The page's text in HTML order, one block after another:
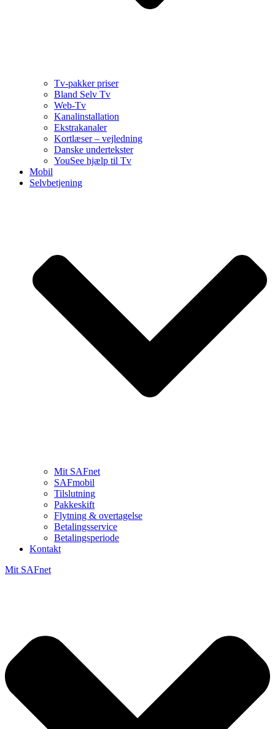
Tv-pakker priser
Bland Selv Tv
Web-Tv
Kanalinstallation
Ekstrakanaler
Kortlæser – vejledning
Danske undertekster
YouSee hjælp til Tv
Mobil
Selvbetjening
Mit SAFnet
SAFmobil
Tilslutning
Pakkeskift
Flytning & overtagelse
Betalingsservice
Betalingsperiode
Kontakt
Mit SAFnet